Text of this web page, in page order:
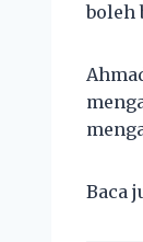
boleh
Baca